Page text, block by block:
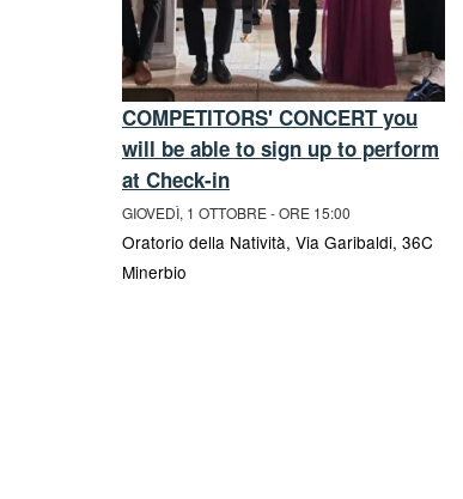
COMPETITORS' CONCERT you
will be able to sign up to perform
at Check-in
GIOVEDÌ, 1 OTTOBRE - ORE 15:00
Oratorio della Natività, Via Garibaldi, 36C
Minerbio